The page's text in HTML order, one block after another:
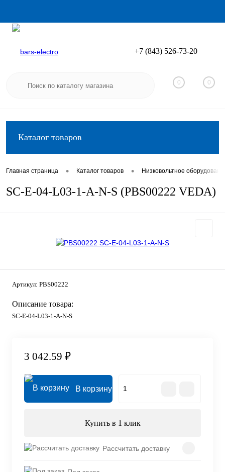
Вход
+7 (843) 526-73-20
0 0
Каталог товаров
Главная страница • Каталог товаров • Низковольтное
SC-E-04-L03-1-A-N-S (PBS00222 VEDA)
Артикул: PBS00222
Описание товара:
SC-E-04-L03-1-A-N-S
3 042.59 ₽
В корзину
Купить в 1 клик
Рассчитать доставку